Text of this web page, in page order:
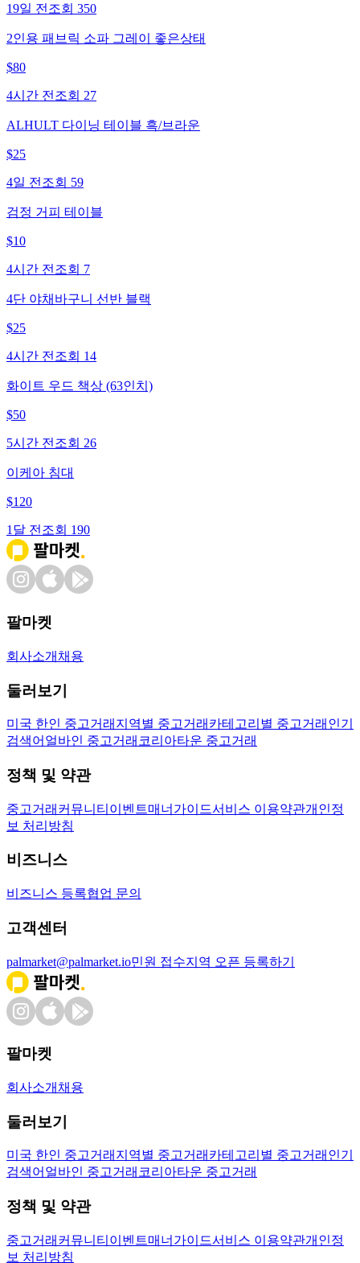
19일 전 조회 350
2인용 패브릭 소파 그레이 좋은상태
$80
4시간 전 조회 27
ALHULT 다이닝 테이블 흑/브라운
$25
4일 전 조회 59
검정 거피 테이블
$10
4시간 전 조회 7
4단 야채바구니 선반 블랙
$25
4시간 전 조회 14
화이트 우드 책상 (63인치)
$50
5시간 전 조회 26
이케아 침대
$120
1달 전 조회 190
팔마켓
회사소개 채용
둘러보기
미국 한인 중고거래 지역별 중고거래 카테고리별 중고거래 인기
검색어 얼바인 중고거래 코리아타운 중고거래
정책 및 약관
중고거래 커뮤니티 이벤트매너가이드서비스 이용약관개인정
보 처리방침
비즈니스
비즈니스 등록협업 문의
고객센터
palmarket@palmarket.io민원 접수지역 오픈 등록하기
팔마켓
회사소개 채용
둘러보기
미국 한인 중고거래 지역별 중고거래 카테고리별 중고거래 인기
검색어 얼바인 중고거래 코리아타운 중고거래
정책 및 약관
중고거래 커뮤니티 이벤트매너가이드서비스 이용약관개인정
보 처리방침